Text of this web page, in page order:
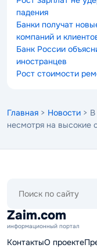
падения
Банки получат
компаний и
Банк России
иностранцев
Рост стоимости
Главная > Новости >
несмотря на высокие
сайту
Zaim.com
информационный портал
КонтактыО проекте